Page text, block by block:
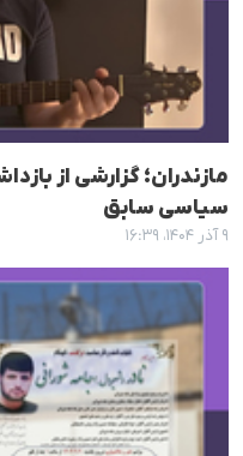
مازندران؛ گزارشی از
سیاسی سابق
۹ آذر ۱۴۰۴، ۱۶:۳۹